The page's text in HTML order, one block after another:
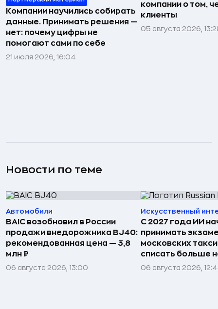
Компании научились собирать
данные. Принимать решения —
нет: почему цифры не
помогают сами по себе
21 июля 2026, 16:04
компании о том,
клиенты
05 августа 2026,
Новости по теме
Автомобили
BAIC возобновил в России
продажи внедорожника BJ40:
рекомендованная цена — 3,8
млн ₽
06 августа 2026, 13:00
Искусственный
С 2027 года ИИ
принимать
московских
списать больше
06 августа 2026,